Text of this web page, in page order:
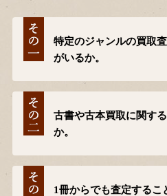
特定のジャンルの買取
がいるか。
古書や古本買取に関す
か。
1冊からでも査定するこ